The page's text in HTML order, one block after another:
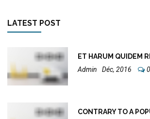
LATEST POST
ET HARUM QUIDEM
Admin
Déc, 2016 0
CONTRARY TO A